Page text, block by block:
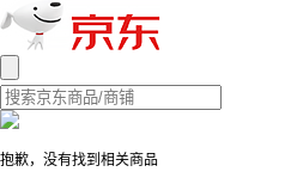
抱歉，没有找到相关商品